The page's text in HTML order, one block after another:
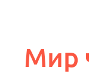
содержимому
Мир